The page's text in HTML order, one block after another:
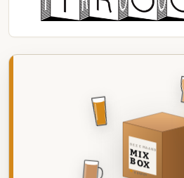
DEZE MAAND
MIX
BOX
8 BIEREN